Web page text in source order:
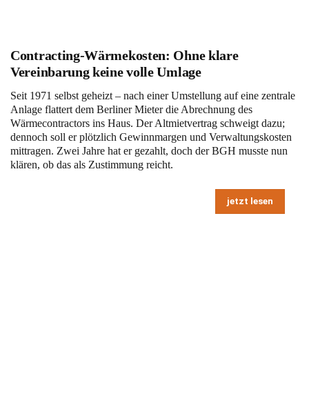
Contracting-Wärmekosten: Ohne klare
Vereinbarung keine volle Umlage
Seit 1971 selbst geheizt – nach einer Umstellung auf eine zentrale
Anlage flattert dem Berliner Mieter die Abrechnung des
Wärmecontractors ins Haus. Der Altmietvertrag schweigt dazu;
dennoch soll er plötzlich Gewinnmargen und Verwaltungskosten
mittragen. Zwei Jahre hat er gezahlt, doch der BGH musste nun
klären, ob das als Zustimmung reicht.
jetzt lesen